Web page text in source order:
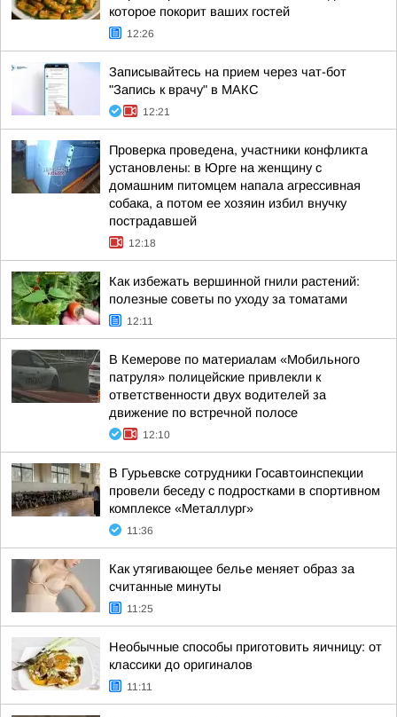
которое покорит ваших гостей
12:26
Записывайтесь на прием через чат-бот
"Запись к врачу" в МАКС
12:21
Проверка проведена, участники конфликта
установлены: в Юрге на женщину с
домашним питомцем напала агрессивная
собака, а потом ее хозяин избил внучку
пострадавшей
12:18
Как избежать вершинной гнили растений:
полезные советы по уходу за томатами
12:11
В Кемерове по материалам «Мобильного
патруля» полицейские привлекли к
ответственности двух водителей за
движение по встречной полосе
12:10
В Гурьевске сотрудники Госавтоинспекции
провели беседу с подростками в спортивном
комплексе «Металлург»
11:36
Как утягивающее белье меняет образ за
считанные минуты
11:25
Необычные способы приготовить яичницу: от
классики до оригиналов
11:11